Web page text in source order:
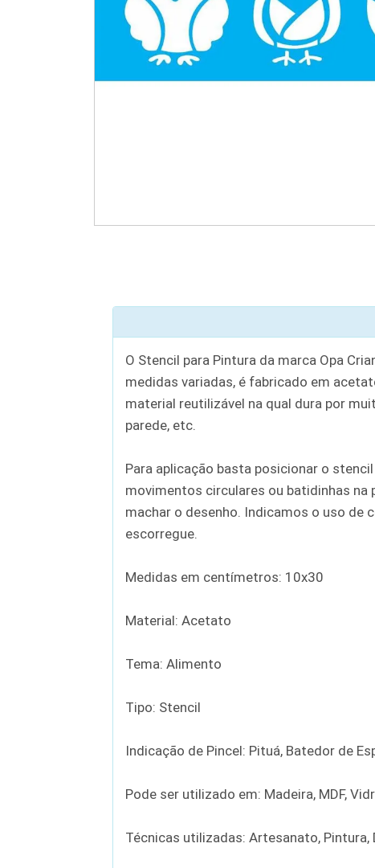
O Stencil para Pintura da marca Opa
medidas variadas, é fabricado em
material reutilizável na qual dura por
parede, etc.
Para aplicação basta posicionar o
movimentos circulares ou batidinhas na
machar o desenho. Indicamos o uso de
escorregue.
Medidas em centímetros: 10x30
Material: Acetato
Tema: Alimento
Tipo: Stencil
Indicação de Pincel: Pituá, Batedor de
Pode ser utilizado em: Madeira, MDF,
Técnicas utilizadas: Artesanato, Pintura,